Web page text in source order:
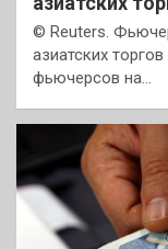
© Reuters.
азиатских
фьючерсов на…